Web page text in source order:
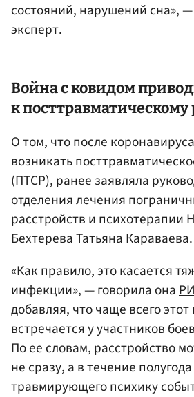
состояний, нарушений сна»,
эксперт.
Война с ковидом
к посттравматическому
О том, что после
возникать
(ПТСР), ранее заявляла
отделения лечения
расстройств и
Бехтерева Татьяна Караваева.
«Как правило, это касается
инфекции», — говорила она
добавляя, что чаще всего этот
встречается у участников
По ее словам, расстройство
не сразу, а в течение
травмирующего психику